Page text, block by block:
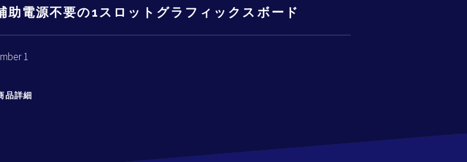
助電源不要の1スロットグラフィックスボード
1
品詳細